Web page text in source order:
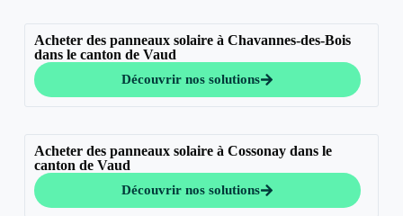
Acheter des panneaux solaire à Chavannes-des-Bois
dans le canton de Vaud
Découvrir nos solutions
Acheter des panneaux solaire à Cossonay dans le
canton de Vaud
Découvrir nos solutions